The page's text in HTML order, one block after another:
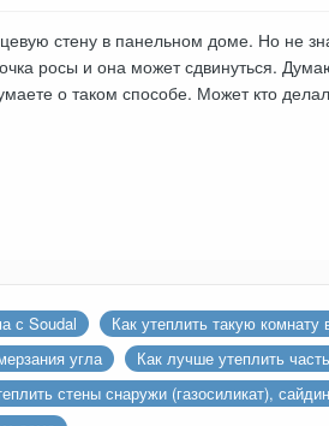
стену в панельном доме. Но не
росы и она может сдвинуться.
о таком способе. Может кто
с Soudal
Как утеплить такую комнату
угла
Как лучше утеплить
стены снаружи (газосиликат),